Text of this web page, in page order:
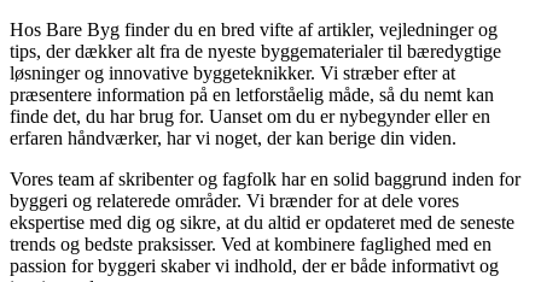
Hos Bare Byg finder du en bred vifte af artikler, vejledninger og
tips, der dækker alt fra de nyeste byggematerialer til bæredygtige
løsninger og innovative byggeteknikker. Vi stræber efter at
præsentere information på en letforståelig måde, så du nemt kan
finde det, du har brug for. Uanset om du er nybegynder eller en
erfaren håndværker, har vi noget, der kan berige din viden.
Vores team af skribenter og fagfolk har en solid baggrund inden for
byggeri og relaterede områder. Vi brænder for at dele vores
ekspertise med dig og sikre, at du altid er opdateret med de seneste
trends og bedste praksisser. Ved at kombinere faglighed med en
passion for byggeri skaber vi indhold, der er både informativt og